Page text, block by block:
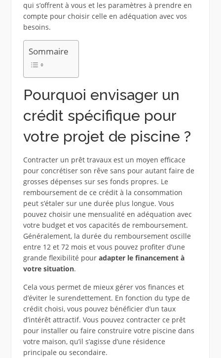
qui s’offrent à vous et les paramètres à prendre en
compte pour choisir celle en adéquation avec vos
besoins.
Sommaire
Pourquoi envisager un
crédit spécifique pour
votre projet de piscine ?
Contracter un prêt travaux est un moyen efficace
pour concrétiser son rêve sans pour autant faire de
grosses dépenses sur ses fonds propres. Le
remboursement de ce crédit à la consommation
peut s’étaler sur une durée plus longue. Vous
pouvez choisir une mensualité en adéquation avec
votre budget et vos capacités de remboursement.
Généralement, la durée du remboursement oscille
entre 12 et 72 mois et vous pouvez profiter d’une
grande flexibilité pour adapter le financement à
votre situation.
Cela vous permet de mieux gérer vos finances et
d’éviter le surendettement. En fonction du type de
crédit choisi, vous pouvez bénéficier d’un taux
d’intérêt attractif. Vous pouvez contracter ce prêt
pour installer ou faire construire votre piscine dans
votre maison, qu’il s’agisse d’une résidence
principale ou secondaire.